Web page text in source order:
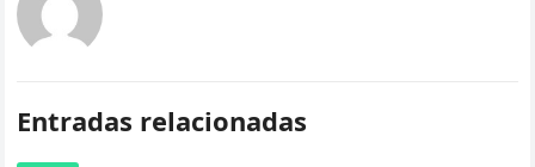
Entradas relacionadas